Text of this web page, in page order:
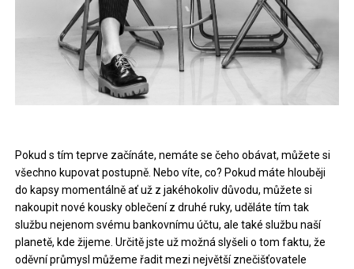
Pokud s tím teprve začínáte, nemáte se čeho obávat, můžete si
všechno kupovat postupně. Nebo víte, co? Pokud máte hlouběji
do kapsy momentálně ať už z jakéhokoliv důvodu, můžete si
nakoupit nové kousky oblečení z druhé ruky, uděláte tím tak
službu nejenom svému bankovnímu účtu, ale také službu naší
planetě, kde žijeme. Určitě jste už možná slyšeli o tom faktu, že
oděvní průmysl můžeme řadit mezi největší znečišťovatele